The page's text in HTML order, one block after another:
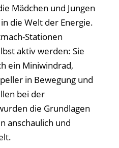
Mädchen und Jungen
die Welt der Energie.
Stationen
aktiv werden: Sie
ein Miniwindrad,
in Bewegung und
bei der
die Grundlagen
anschaulich und